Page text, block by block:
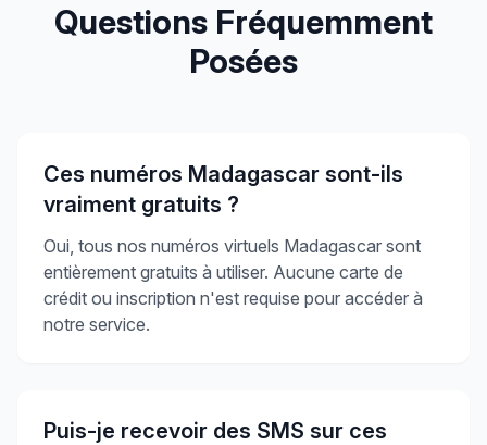
Questions Fréquemment
Posées
Ces numéros Madagascar sont-ils
vraiment gratuits ?
Oui, tous nos numéros virtuels Madagascar sont
entièrement gratuits à utiliser. Aucune carte de
crédit ou inscription n'est requise pour accéder à
notre service.
Puis-je recevoir des SMS sur ces